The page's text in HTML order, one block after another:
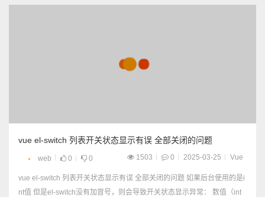
vue el-switch 列表开关状态显示有误 全部关闭的问题
web 0 0 1503 0 2025-03-25 Vue
vue el-switch 列表开关状态显示有误 全部关闭的问题 如果后台使用的是i
nt值 但是el-switch没有加冒号，则会导致开关状态显示异常： 数值（int